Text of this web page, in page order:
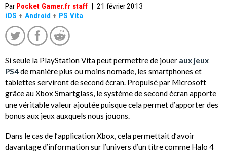
Par Pocket Gamer.fr staff | 21 février 2013
iOS + Android + PS Vita
Si seule la PlayStation Vita peut permettre de jouer aux jeux
PS4de manière plus ou moins nomade, les smartphones et
tablettes serviront de second écran. Propulsé par Microsoft
grâce au Xbox Smartglass, le système de second écran apporte
une véritable valeur ajoutée puisque cela permet d’apporter des
bonus aux jeux auxquels nous jouons.
Dans le cas de l’application Xbox, cela permettait d’avoir
davantage d’information sur l’univers d’un titre comme Halo 4